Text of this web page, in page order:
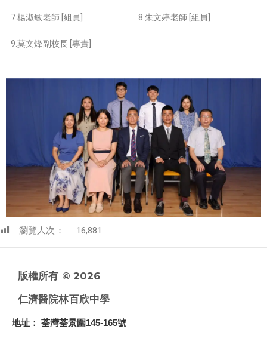
7.楊淑敏老師 [組員] 8.朱文婷老師 [組員]
9.莫文烽副校長 [專責]
瀏覽人次： 16,881
版權所有 © 2026
仁濟醫院林百欣中學
地址 ： 荃灣荃景圍145-165號